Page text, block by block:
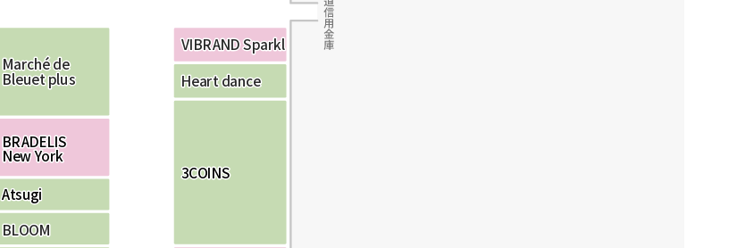
3COINS
3COINS
Heartdance
Heartdance
Heartdance
VIBRANDSparkl
VIBRANDSparkl
VIBRANDSparkl
BLOOM
BLOOM
BLOOM
Atsugi
Atsugi
BRADELIS
NewYork
BRADELIS
NewYork
Marchéde
Bleuetplus
Marchéde
Bleuetplus
Marchéde
Bleuetplus